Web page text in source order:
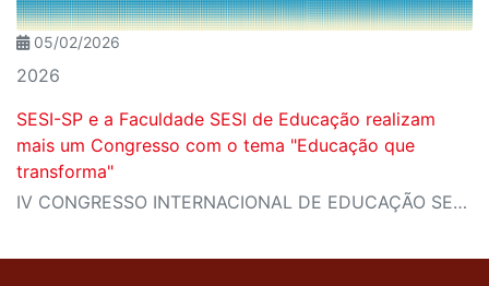
05/02/2026
2026
SESI-SP e a Faculdade SESI de Educação realizam
mais um Congresso com o tema "Educação que
transforma"
IV CONGRESSO INTERNACIONAL DE EDUCAÇÃO SESI-SP